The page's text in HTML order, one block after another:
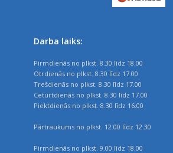
Darba laiks:
Pirmdienās no plkst. 8.30 līdz 18.00
Otrdienās no plkst. 8.30 līdz 17.00
Trešdienās no plkst. 8.30 līdz 17.00
Ceturtdienās no plkst. 8.30 līdz 17.00
Piektdienās no plkst. 8.30 līdz 16.00
Pārtraukums no plkst. 12.00 līdz 12.30
Pirmdienās no plkst. 9.00 līdz 18.00